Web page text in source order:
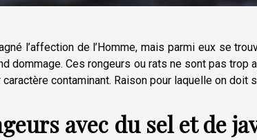
l’affection de l’Homme, mais parmi eux se
dommage. Ces rongeurs ou rats ne sont pas trop
contaminant. Raison pour laquelle on doit
avec du sel et de